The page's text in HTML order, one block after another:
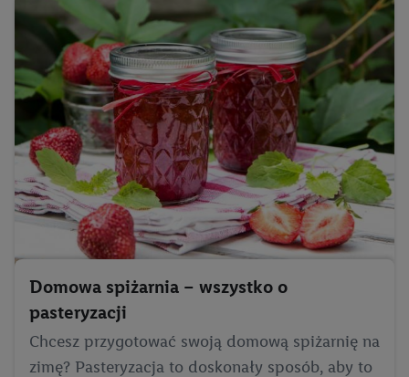
Domowa spiżarnia – wszystko o
pasteryzacji
Chcesz przygotować swoją domową spiżarnię na
zimę? Pasteryzacja to doskonały sposób, aby to